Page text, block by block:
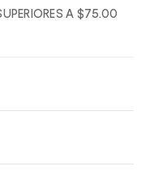
A $75.00